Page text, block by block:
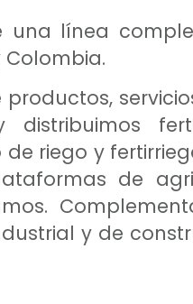
una línea
riego y
de
y de